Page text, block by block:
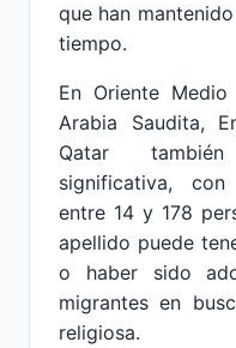
que han
tiempo.
En Oriente
Arabia Saudita,
Qatar
significativa,
entre 14 y 178
apellido puede
o haber sido
migrantes en
religiosa.